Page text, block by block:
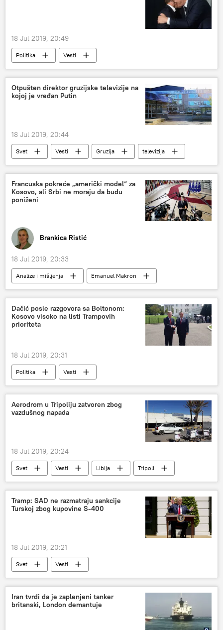
18 Jul 2019, 20:49
Politika Vesti
Otpušten direktor gruzijske televizije na
kojoj je vređan Putin
18 Jul 2019, 20:44
Svet Vesti Gruzija
televizija
direktor
Francuska pokreće „američki model“ za
Kosovo, ali Srbi ne moraju da budu
poniženi
Brankica Ristić
18 Jul 2019, 20:33
Analize i mišljenja
Emanuel Makron
Srbija
Kosovo i Metohija (KiM)
Dačić posle razgovora sa Boltonom:
Kosovo visoko na listi Trampovih
prioriteta
18 Jul 2019, 20:31
Politika Vesti
Aerodrom u Tripoliju zatvoren zbog
vazdušnog napada
18 Jul 2019, 20:24
Svet Vesti Libija
Tripoli
aerodrom
vazdušni napad
Tramp: SAD ne razmatraju sankcije
Turskoj zbog kupovine S-400
18 Jul 2019, 20:21
Svet Vesti
Iran tvrdi da je zaplenjeni tanker
britanski, London demantuje